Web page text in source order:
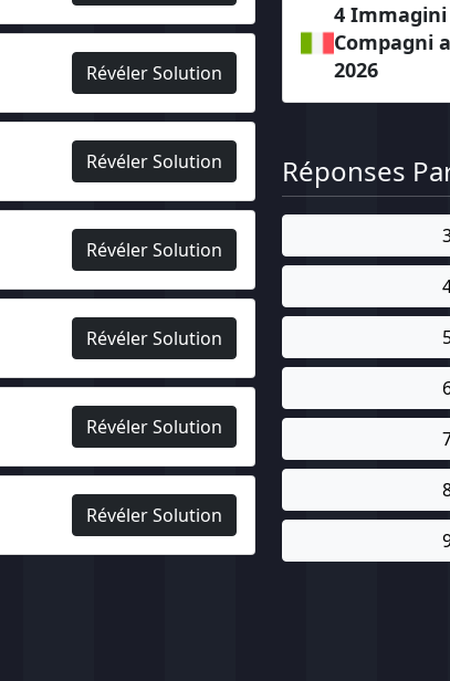
Révéler Solution
Révéler Solution
Révéler Solution
Révéler Solution
Révéler Solution
Révéler Solution
4
Compagni
2026
Réponses